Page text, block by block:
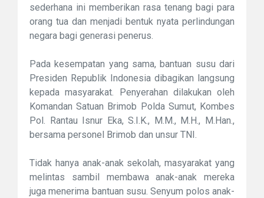
sederhana ini memberikan rasa tenang bagi para
orang tua dan menjadi bentuk nyata perlindungan
negara bagi generasi penerus.
Pada kesempatan yang sama, bantuan susu dari
Presiden Republik Indonesia dibagikan langsung
kepada masyarakat. Penyerahan dilakukan oleh
Komandan Satuan Brimob Polda Sumut, Kombes
Pol. Rantau Isnur Eka, S.I.K., M.M., M.H., M.Han.,
bersama personel Brimob dan unsur TNI.
Tidak hanya anak-anak sekolah, masyarakat yang
melintas sambil membawa anak-anak mereka
juga menerima bantuan susu. Senyum polos anak-